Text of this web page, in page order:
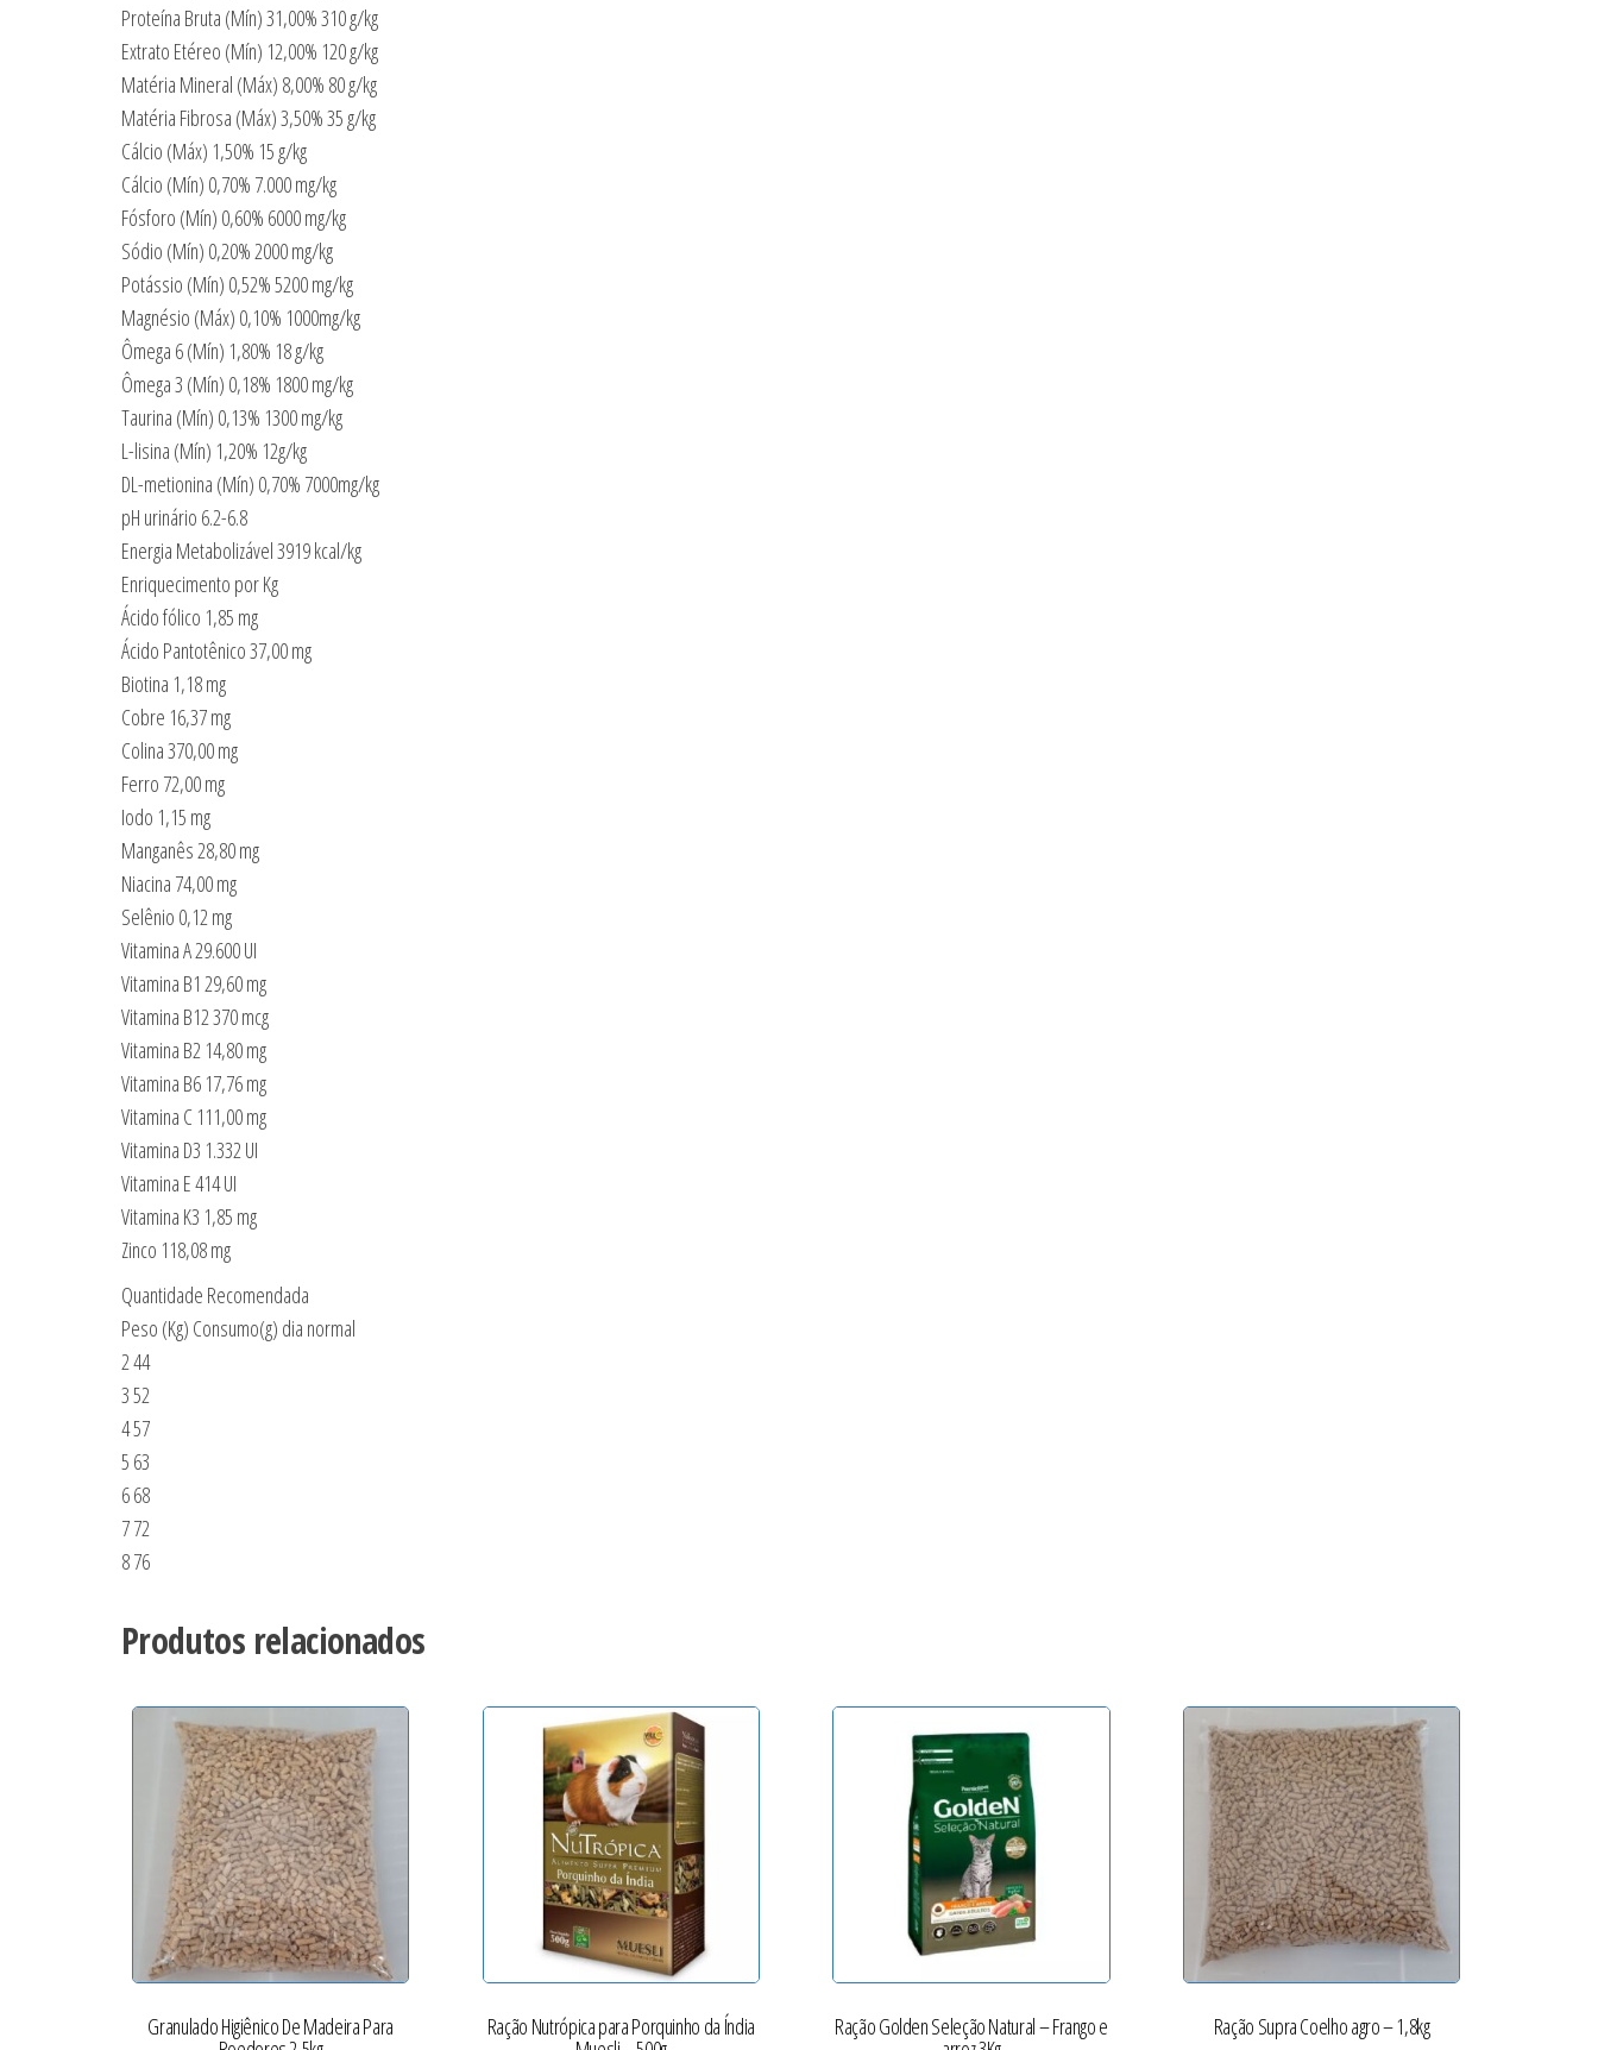
Proteína Bruta (Mín) 31,00% 310 g/kg
Extrato Etéreo (Mín) 12,00% 120 g/kg
Matéria Mineral (Máx) 8,00% 80 g/kg
Matéria Fibrosa (Máx) 3,50% 35 g/kg
Cálcio (Máx) 1,50% 15 g/kg
Cálcio (Mín) 0,70% 7.000 mg/kg
Fósforo (Mín) 0,60% 6000 mg/kg
Sódio (Mín) 0,20% 2000 mg/kg
Potássio (Mín) 0,52% 5200 mg/kg
Magnésio (Máx) 0,10% 1000mg/kg
Ômega 6 (Mín) 1,80% 18 g/kg
Ômega 3 (Mín) 0,18% 1800 mg/kg
Taurina (Mín) 0,13% 1300 mg/kg
L-lisina (Mín) 1,20% 12g/kg
DL-metionina (Mín) 0,70% 7000mg/kg
pH urinário 6.2-6.8
Energia Metabolizável 3919 kcal/kg
Enriquecimento por Kg
Ácido fólico 1,85 mg
Ácido Pantotênico 37,00 mg
Biotina 1,18 mg
Cobre 16,37 mg
Colina 370,00 mg
Ferro 72,00 mg
Iodo 1,15 mg
Manganês 28,80 mg
Niacina 74,00 mg
Selênio 0,12 mg
Vitamina A 29.600 UI
Vitamina B1 29,60 mg
Vitamina B12 370 mcg
Vitamina B2 14,80 mg
Vitamina B6 17,76 mg
Vitamina C 111,00 mg
Vitamina D3 1.332 UI
Vitamina E 414 UI
Vitamina K3 1,85 mg
Zinco 118,08 mg
Quantidade Recomendada
Peso (Kg) Consumo(g) dia normal
2 44
3 52
4 57
5 63
6 68
7 72
8 76
Produtos relacionados
Granulado Higiênico De Madeira Para Ração Nutrópica para Porquinho da Índia Ração Golden Seleção Natural – Frango e Ração Supra Coelho agro – 1,8kg